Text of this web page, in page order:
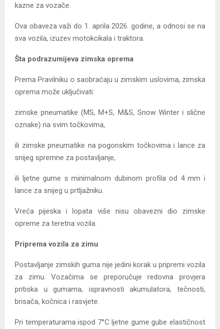
kazne za vozače.
Ova obaveza važi do 1. aprila 2026. godine, a odnosi se na
sva vozila, izuzev motokcikala i traktora.
Šta podrazumijeva zimska oprema
Prema Pravilniku o saobraćaju u zimskim uslovima, zimska
oprema može uključivati:
zimske pneumatike (MS, M+S, M&S, Snow Winter i slične
oznake) na svim točkovima,
ili zimske pneumatike na pogonskim točkovima i lance za
snijeg spremne za postavljanje,
ili ljetne gume s minimalnom dubinom profila od 4 mm i
lance za snijeg u prtljažniku.
Vreća pijeska i lopata više nisu obavezni dio zimske
opreme za teretna vozila.
Priprema vozila za zimu
Postavljanje zimskih guma nije jedini korak u pripremi vozila
za zimu. Vozačima se preporučuje redovna provjera
pritiska u gumama, ispravnosti akumulatora, tečnosti,
brisača, kočnica i rasvjete.
Pri temperaturama ispod 7°C ljetne gume gube elastičnost